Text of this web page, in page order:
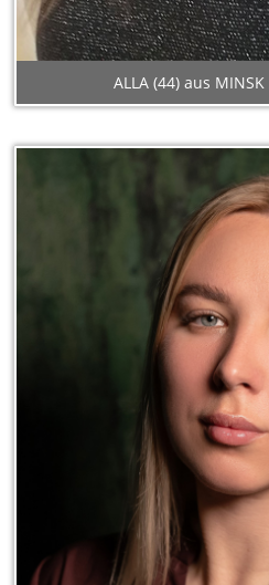
ALLA (44) aus